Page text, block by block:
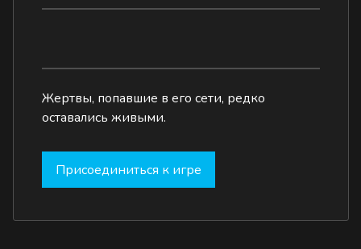
Жертвы, попавшие в его сети, редко
оставались живыми.
Присоединиться к игре